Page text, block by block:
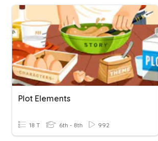
Plot Elements
18 T 6th - 8th 992